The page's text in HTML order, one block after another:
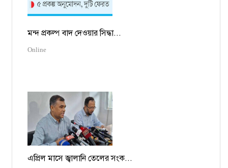
মন্দ প্রকল্প বাদ দেওয়ার সিদ্ধা...
Online
এপ্রিল মাসে জ্বালানি তেলের সংক...